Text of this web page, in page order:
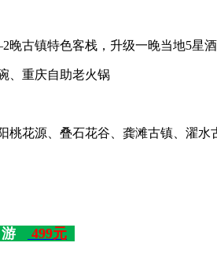
古镇特色客栈，升级一晚当地5星
、重庆自助老火锅
桃花源、叠石花谷、龚滩古镇、濯
499元